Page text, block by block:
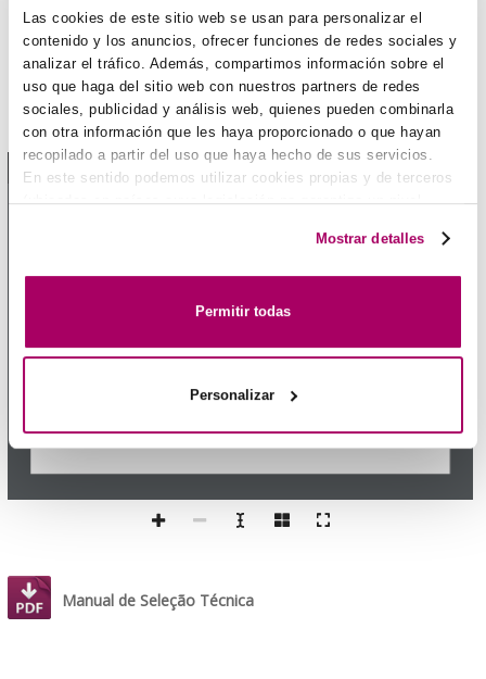
Las cookies de este sitio web se usan para personalizar el
contenido y los anuncios, ofrecer funciones de redes sociales y
analizar el tráfico. Además, compartimos información sobre el
uso que haga del sitio web con nuestros partners de redes
sociales, publicidad y análisis web, quienes pueden combinarla
con otra información que les haya proporcionado o que hayan
recopilado a partir del uso que haya hecho de sus servicios.
En este sentido podemos utilizar cookies propias y de terceros
(ubicados en países cuya legislación no garantiza un nivel
preferencias, analizar tu uso de la web y mostrar publicidad
Mostrar detalles
Permitir todas
Personalizar
Catálogo Série 40.3
Manual de Seleção Técnica
1 / 1
Manual de Seleção Técnica